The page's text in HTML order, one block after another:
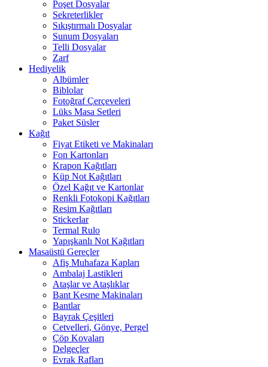
Poşet Dosyalar
Sekreterlikler
Sıkıştırmalı Dosyalar
Sunum Dosyaları
Telli Dosyalar
Zarf
Hediyelik
Albümler
Biblolar
Fotoğraf Çerçeveleri
Lüks Masa Setleri
Paket Süsler
Kağıt
Fiyat Etiketi ve Makinaları
Fon Kartonları
Krapon Kağıtları
Küp Not Kağıtları
Özel Kağıt ve Kartonlar
Renkli Fotokopi Kağıtları
Resim Kağıtları
Stickerlar
Termal Rulo
Yapışkanlı Not Kağıtları
Masaüstü Gereçler
Afiş Muhafaza Kapları
Ambalaj Lastikleri
Ataşlar ve Ataşlıklar
Bant Kesme Makinaları
Bantlar
Bayrak Çeşitleri
Cetvelleri, Gönye, Pergel
Çöp Kovaları
Delgeçler
Evrak Rafları